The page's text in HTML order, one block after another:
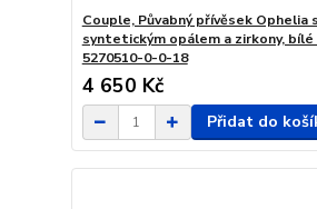
Couple, Půvabný přívěsek Ophelia
syntetickým opálem a zirkony,
5270510-0-0-18
4 650 Kč
Přidat do